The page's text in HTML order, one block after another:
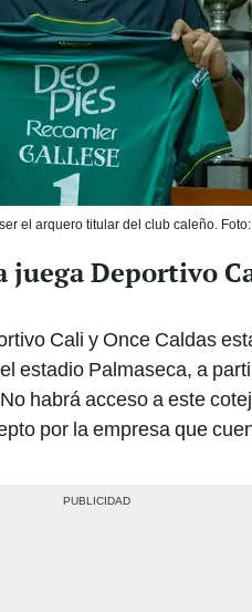
el arquero titular del club caleño.
juega Deportivo
Cali y Once Caldas
estadio Palmaseca, a
habrá acceso a este
por la empresa que